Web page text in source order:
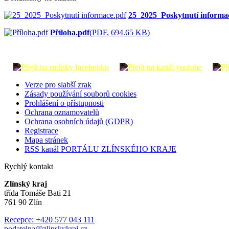
25_2025_Poskytnutí
Příloha.pdf(PDF, 694.65 KB)
Verze pro slabší zrak
Zásady používání souborů cookies
Prohlášení o přístupnosti
Ochrana oznamovatelů
Ochrana osobních údajů (GDPR)
Registrace
Mapa stránek
RSS kanál PORTÁLU ZLÍNSKÉHO KRAJE
Rychlý kontakt
Zlínský kraj
třída Tomáše Bati 21
761 90 Zlín
Recepce: +420 577 043 111